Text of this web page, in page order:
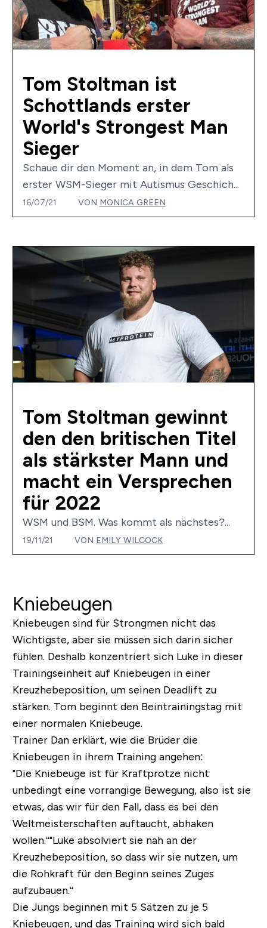
Tom Stoltman ist
Schottlands erster
World's Strongest Man
Sieger
Schaue dir den Moment an, in dem Tom als
erster WSM-Sieger mit Autismus Geschich...
16/07/21 VON MONICA GREEN
Tom Stoltman gewinnt
den den britischen Titel
als stärkster Mann und
macht ein Versprechen
für 2022
WSM und BSM. Was kommt als nächstes?...
19/11/21 VON EMILY WILCOCK
Kniebeugen
Kniebeugen sind für Strongmen nicht das
Wichtigste, aber sie müssen sich darin sicher
fühlen. Deshalb konzentriert sich Luke in dieser
Trainingseinheit auf Kniebeugen in einer
Kreuzhebeposition, um seinen Deadlift zu
stärken. Tom beginnt den Beintrainingstag mit
einer normalen Kniebeuge.
Trainer Dan erklärt, wie die Brüder die
Kniebeugen in ihrem Training angehen:
"Die Kniebeuge ist für Kraftprotze nicht
unbedingt eine vorrangige Bewegung, also ist sie
etwas, das wir für den Fall, dass es bei den
Weltmeisterschaften auftaucht, abhaken
wollen.“"Luke absolviert sie nah an der
Kreuzhebeposition, so dass wir sie nutzen, um
die Rohkraft für den Beginn seines Zuges
aufzubauen.“
Die Jungs beginnen mit 5 Sätzen zu je 5
Kniebeugen, und das Training wird sich bald